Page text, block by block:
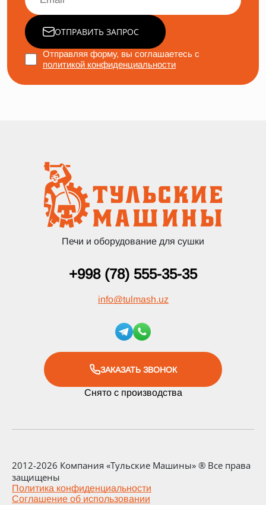
ОТПРАВИТЬ ЗАПРОС
Отправляя форму, вы соглашаетесь с
политикой конфиденциальности
Печи и оборудование для сушки
+998 (78) 555-35-35
info@tulmash.uz
ЗАКАЗАТЬ ЗВОНОК
Снято с производства
2012-2026 Компания «Тульские Машины» ® Все права
защищены
Политика конфиденциальности
Соглашение об использовании